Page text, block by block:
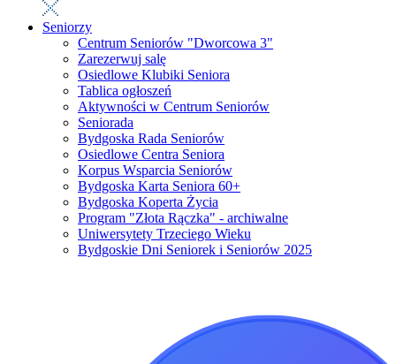
Seniorzy
Centrum Seniorów "Dworcowa 3"
Zarezerwuj salę
Osiedlowe Klubiki Seniora
Tablica ogłoszeń
Aktywności w Centrum Seniorów
Seniorada
Bydgoska Rada Seniorów
Osiedlowe Centra Seniora
Korpus Wsparcia Seniorów
Bydgoska Karta Seniora 60+
Bydgoska Koperta Życia
Program "Złota Rączka" - archiwalne
Uniwersytety Trzeciego Wieku
Bydgoskie Dni Seniorek i Seniorów 2025